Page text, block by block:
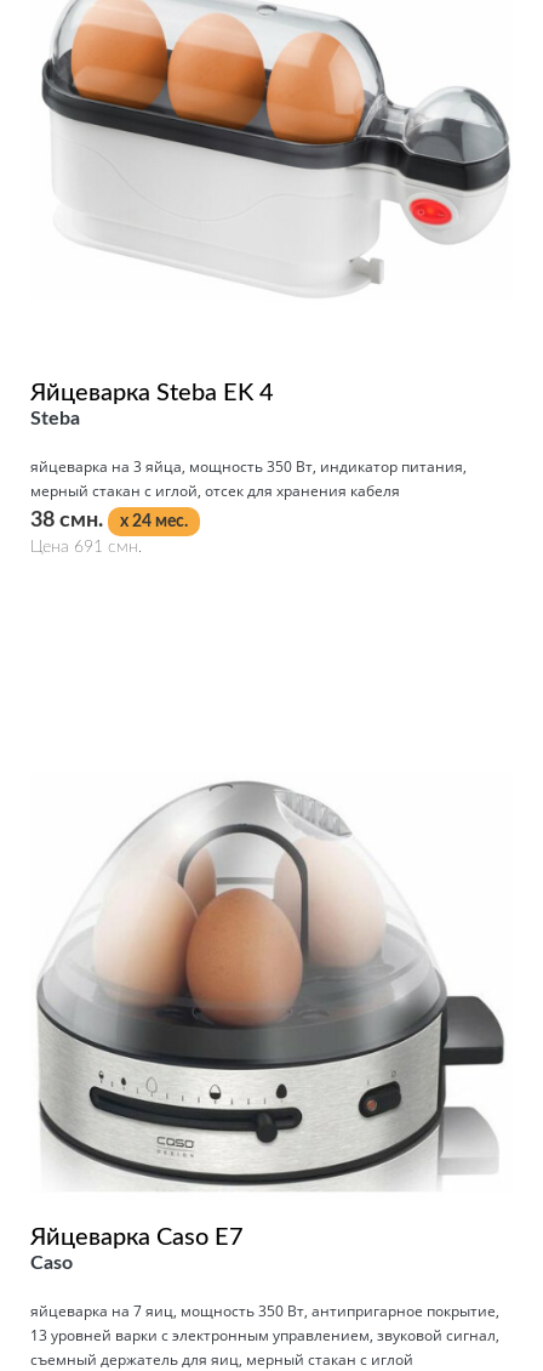
Яйцеварка Steba EK 4
Steba
яйцеварка на 3 яйца, мощность 350 Вт, индикатор питания,
мерный стакан с иглой, отсек для хранения кабеля
38 смн.
x 24 мес.
Цена 691 смн.
Яйцеварка Caso E7
Caso
яйцеварка на 7 яиц, мощность 350 Вт, антипригарное покрытие,
13 уровней варки с электронным управлением, звуковой сигнал,
съемный держатель для яиц, мерный стакан с иглой